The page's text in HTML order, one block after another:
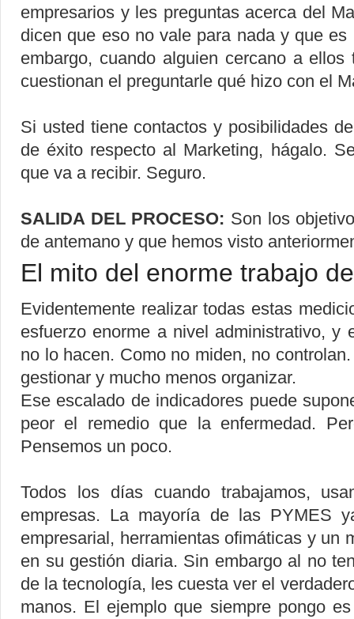
empresarios y les preguntas acerca del
dicen que eso no vale para nada y que
embargo, cuando alguien cercano a
cuestionan el preguntarle qué hizo con el
Si usted tiene contactos y posibilidades
de éxito respecto al Marketing, hágalo.
que va a recibir. Seguro.
SALIDA DEL PROCESO: Son los
de antemano y que hemos visto
El mito del enorme trabajo
Evidentemente realizar todas estas
esfuerzo enorme a nivel administrativo, y
no lo hacen. Como no miden, no
gestionar y mucho menos organizar.
Ese escalado de indicadores puede
peor el remedio que la enfermedad.
Pensemos un poco.
Todos los días cuando trabajamos,
empresas. La mayoría de las PYMES
empresarial, herramientas ofimáticas y un
en su gestión diaria. Sin embargo al no
de la tecnología, les cuesta ver el
manos. El ejemplo que siempre pongo